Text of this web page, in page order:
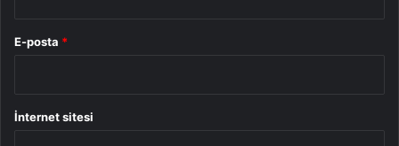
E-posta *
İnternet sitesi